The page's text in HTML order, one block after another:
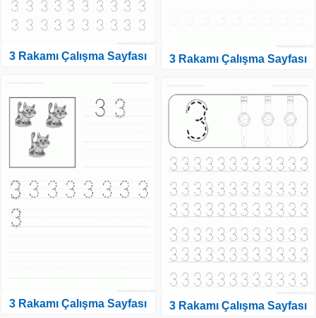
3 Rakamı Çalışma Sayfası
3 Rakamı Çalışma Sayfası
3 Rakamı Çalışma Sayfası
3 Rakamı Çalışma Sayfası